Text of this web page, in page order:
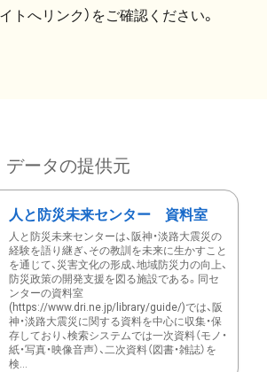
トへリンク）をご確認ください。
データの提供元
人と防災未来センター 資料室
人と防災未来センターは、阪神・淡路大震災の
経験を語り継ぎ、その教訓を未来に生かすこと
を通じて、災害文化の形成、地域防災力の向上、
防災政策の開発支援を図る施設である。同セ
ンターの資料室
(https://www.dri.ne.jp/library/guide/)では、阪
神・淡路大震災に関する資料を中心に収集・保
存しており、検索システムでは一次資料（モノ・
紙・写真・映像音声）、二次資料（図書・雑誌）を
検...